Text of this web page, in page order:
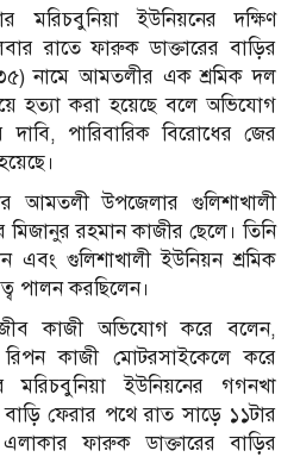
মরিচবুনিয়া ইউনিয়নের দক্ষিণ
রাতে ফারুক ডাক্তারের বাড়ির
নামে আমতলীর এক শ্রমিক দল
হত্যা করা হয়েছে বলে অভিযোগ
দাবি, পারিবারিক বিরোধের জের
আমতলী উপজেলার গুলিশাখালী
মিজানুর রহমান কাজীর ছেলে। তিনি
গুলিশাখালী ইউনিয়ন শ্রমিক
পালন করছিলেন।
কাজী অভিযোগ করে বলেন,
রিপন কাজী মোটরসাইকেলে করে
মরিচবুনিয়া ইউনিয়নের গগনখা
ফেরার পথে রাত সাড়ে ১১টার
ফারুক ডাক্তারের বাড়ির